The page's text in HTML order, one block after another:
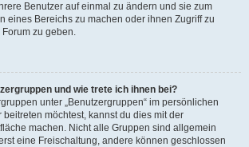
Benutzer auf einmal zu ändern und sie zum
eines Bereichs zu machen oder ihnen Zugriff zu
zu geben.
und wie trete ich ihnen bei?
unter „Benutzergruppen“ im persönlichen
beitreten möchtest, kannst du dies mit der
machen. Nicht alle Gruppen sind allgemein
eine Freischaltung, andere können geschlossen